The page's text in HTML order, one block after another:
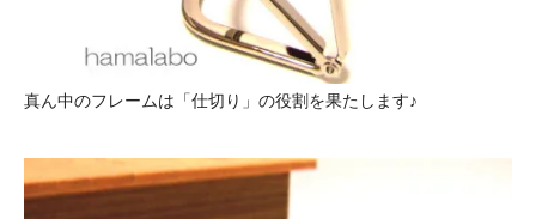
真ん中のフレームは「仕切り」の役割を果たします♪